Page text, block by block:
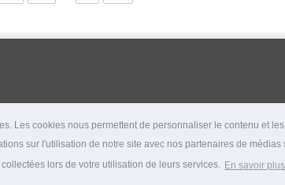
Les cookies nous permettent de personnaliser le contenu et
sur l'utilisation de notre site avec nos partenaires de
lors de votre utilisation de leurs services. En savoir plus